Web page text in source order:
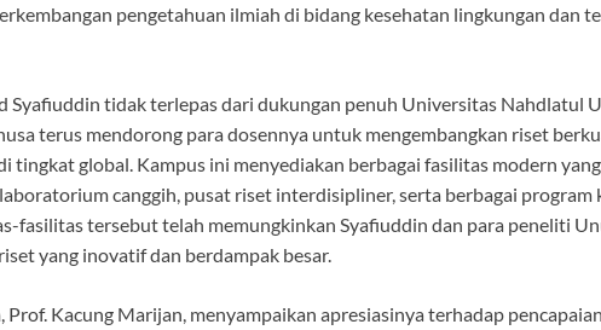
pengetahuan ilmiah di bidang kesehatan lingkungan dan
Syafiuddin tidak terlepas dari dukungan penuh Universitas Nahdlatul
terus mendorong para dosennya untuk mengembangkan riset
tingkat global. Kampus ini menyediakan berbagai fasilitas modern
canggih, pusat riset interdisipliner, serta berbagai program
fasilitas tersebut telah memungkinkan Syafiuddin dan para peneliti
yang inovatif dan berdampak besar.
Prof. Kacung Marijan, menyampaikan apresiasinya terhadap